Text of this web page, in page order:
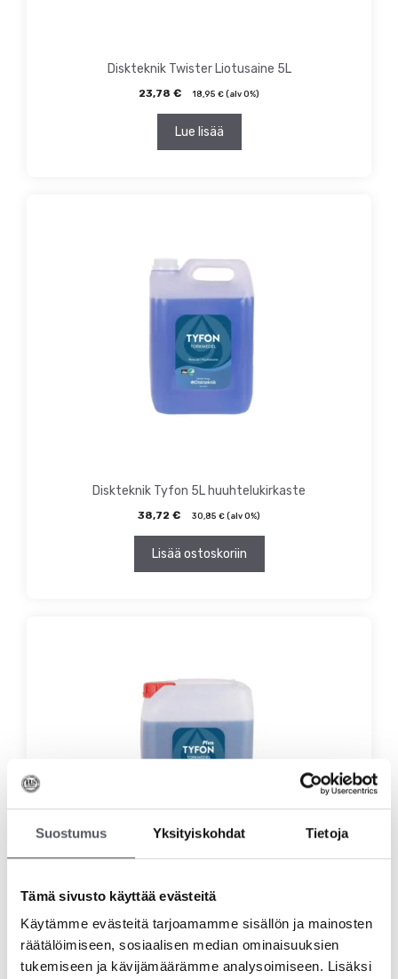
Suostumus Yksityiskohdat Tietoja
Tämä sivusto käyttää evästeitä
Käytämme evästeitä tarjoamamme sisällön ja mainosten
räätälöimiseen, sosiaalisen median ominaisuuksien
tukemiseen ja kävijämäärämme analysoimiseen. Lisäksi
Diskteknik Twister Liotusaine 5L
23,78 € 18,95 € (alv 0%)
Lue lisää
Diskteknik Tyfon 5L huuhtelukirkaste
38,72 € 30,85 € (alv 0%)
Lisää ostoskoriin
106,58 84,92€ (alv 0%)
Lisää ostoskoriin